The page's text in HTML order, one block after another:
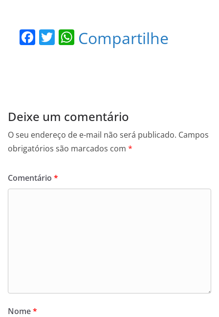
F
o
o
k
T W
p
p
Compartilhe
Deixe um comentário
O seu endereço de e-mail não será publicado. Campos
obrigatórios são marcados com *
Comentário *
Nome*